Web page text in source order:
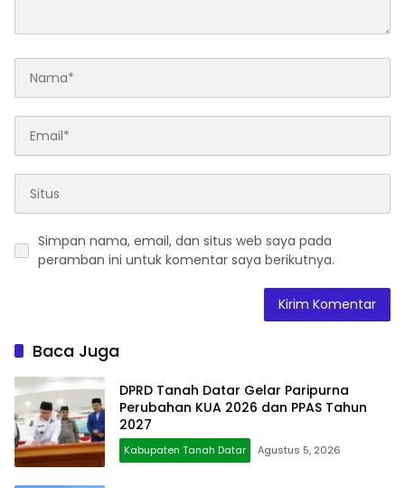
Simpan nama, email, dan situs web saya pada
peramban ini untuk komentar saya berikutnya.
Baca Juga
DPRD Tanah Datar Gelar Paripurna
Perubahan KUA 2026 dan PPAS Tahun
2027
Kabupaten Tanah Datar Agustus 5, 2026